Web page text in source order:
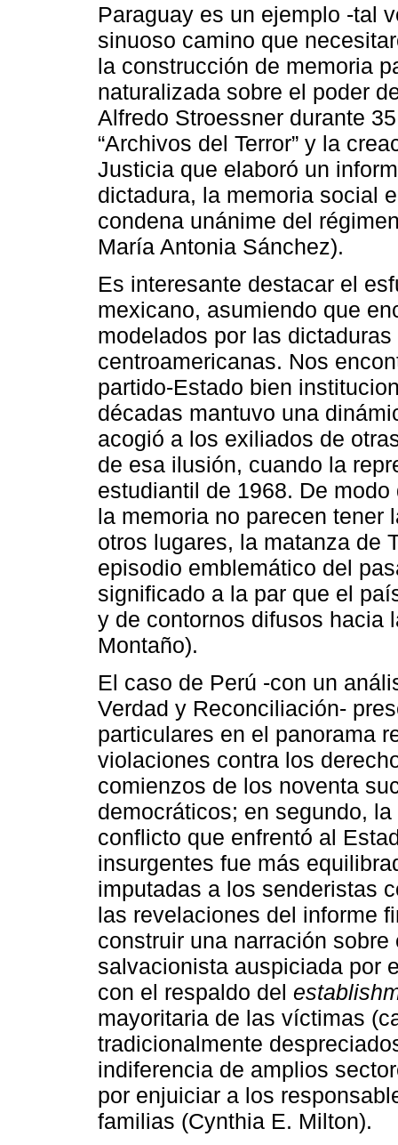
Paraguay es un ejemplo -tal
sinuoso camino que
la construcción de memoria
naturalizada sobre el poder
Alfredo Stroessner durante
“Archivos del Terror” y la
Justicia que elaboró un
dictadura, la memoria social
condena unánime del
María Antonia Sánchez).
Es interesante destacar el
mexicano, asumiendo que
modelados por las
centroamericanas. Nos
partido-Estado bien
décadas mantuvo una
acogió a los exiliados de
de esa ilusión, cuando la
estudiantil de 1968. De
la memoria no parecen tener
otros lugares, la matanza de
episodio emblemático del
significado a la par que el
y de contornos difusos hacia
Montaño).
El caso de Perú -con un
Verdad y Reconciliación-
particulares en el panorama
violaciones contra los
comienzos de los noventa
democráticos; en segundo,
conflicto que enfrentó al
insurgentes fue más
imputadas a los senderistas
las revelaciones del informe
construir una narración
salvacionista auspiciada por
con el respaldo del
mayoritaria de las víctimas
tradicionalmente
indiferencia de amplios
por enjuiciar a los
familias (Cynthia E. Milton).